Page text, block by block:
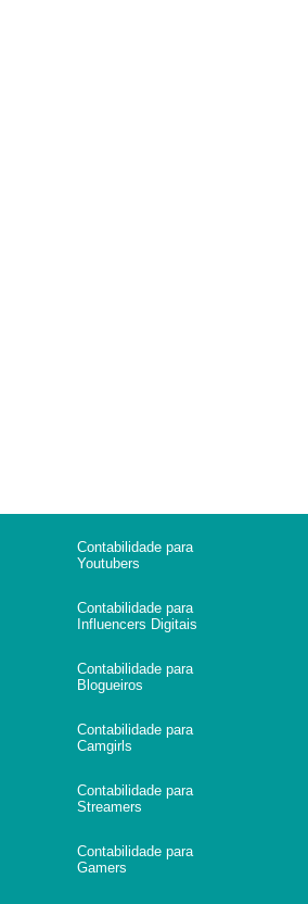
Contabilidade para
Youtubers
Contabilidade para
Influencers Digitais
Contabilidade para
Blogueiros
Contabilidade para
Camgirls
Contabilidade para
Streamers
Contabilidade para
Gamers